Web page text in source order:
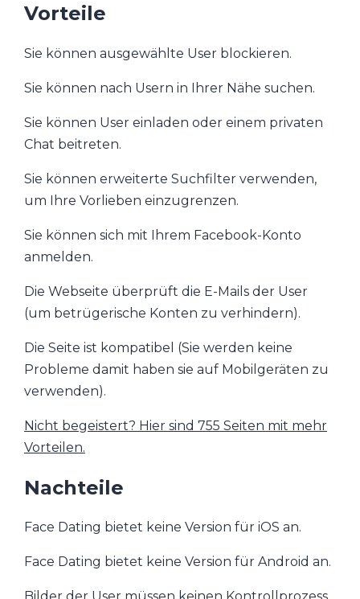
Vorteile
Sie können ausgewählte User blockieren.
Sie können nach Usern in Ihrer Nähe suchen.
Sie können User einladen oder einem privaten
Chat beitreten.
Sie können erweiterte Suchfilter verwenden,
um Ihre Vorlieben einzugrenzen.
Sie können sich mit Ihrem Facebook-Konto
anmelden.
Die Webseite überprüft die E-Mails der User
(um betrügerische Konten zu verhindern).
Die Seite ist kompatibel (Sie werden keine
Probleme damit haben sie auf Mobilgeräten zu
verwenden).
Nicht begeistert? Hier sind 755 Seiten mit mehr
Vorteilen.
Nachteile
Face Dating bietet keine Version für iOS an.
Face Dating bietet keine Version für Android an.